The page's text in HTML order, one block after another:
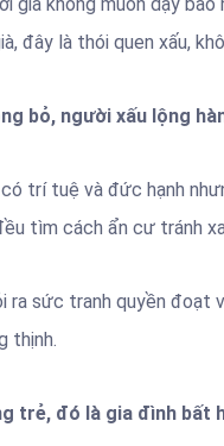
đây là thói quen xấu,
bỏ, người xấu lộng
trí tuệ và đức hạnh
tìm cách ẩn cư tránh
ra sức tranh quyền đoạt
thịnh.
trẻ, đó là gia đình bất